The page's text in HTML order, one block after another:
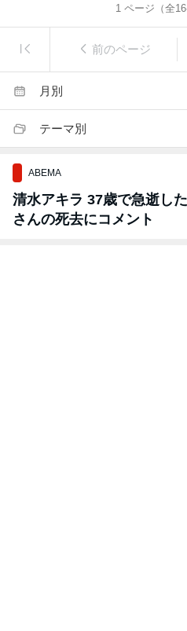
1ページ（全16
前のページ
月別
テーマ別
ABEMA
清水アキラ 37歳で急逝し
さんの死去にコメント